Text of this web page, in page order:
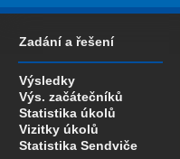
Zadání a řešení
Výsledky
Výs. začátečníků
Statistika úkolů
Vizitky úkolů
Statistika Sendviče